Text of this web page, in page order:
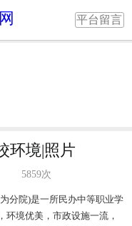
平台留言
环境|照片
5859次
分院)是一所民办中等职业学
环境优美，市政设施一流，